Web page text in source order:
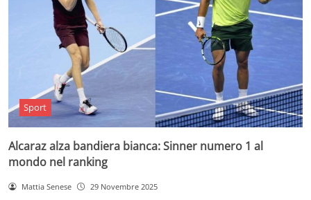
Sport
Alcaraz alza bandiera bianca: Sinner numero 1 al
mondo nel ranking
Mattia Senese 29 Novembre 2025